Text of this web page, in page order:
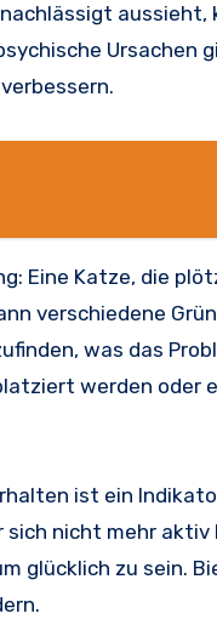
aussieht,
Eine Katze, die
verschiedene
was das
werden oder
ist ein
nicht mehr
glücklich zu sein.